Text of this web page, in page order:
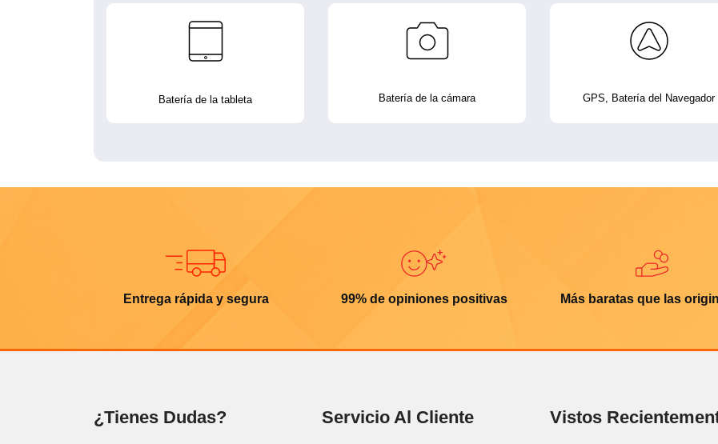
Batería de la tableta Batería de la cámara GPS, Batería del Navegador
Entrega rápida y segura 99% de opiniones positivas Más baratas que las
¿Tienes Dudas? Servicio Al Cliente Vistos